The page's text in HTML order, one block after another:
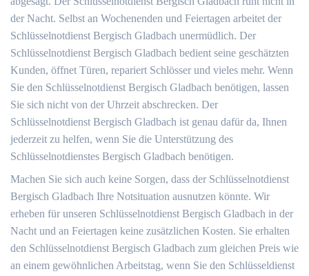
der Nacht. Selbst an Wochenenden und Feiertagen arbeitet der
Schlüsselnotdienst Bergisch Gladbach unermüdlich. Der
Schlüsselnotdienst Bergisch Gladbach bedient seine geschätzten
Kunden, öffnet Türen, repariert Schlösser und vieles mehr. Wenn
Sie den Schlüsselnotdienst Bergisch Gladbach benötigen, lassen
Sie sich nicht von der Uhrzeit abschrecken. Der
Schlüsselnotdienst Bergisch Gladbach ist genau dafür da, Ihnen
jederzeit zu helfen, wenn Sie die Unterstützung des
Schlüsselnotdienstes Bergisch Gladbach benötigen.
Machen Sie sich auch keine Sorgen, dass der Schlüsselnotdienst
Bergisch Gladbach Ihre Notsituation ausnutzen könnte. Wir
erheben für unseren Schlüsselnotdienst Bergisch Gladbach in der
Nacht und an Feiertagen keine zusätzlichen Kosten. Sie erhalten
den Schlüsselnotdienst Bergisch Gladbach zum gleichen Preis wie
an einem gewöhnlichen Arbeitstag, wenn Sie den Schlüsseldienst